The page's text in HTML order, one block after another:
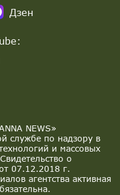
NEWS»
службе по надзору в
и массовых
о
07.12.2018 г.
агентства активная
Дзен